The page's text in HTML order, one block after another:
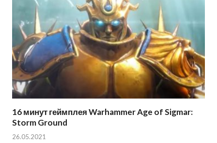
16 минут геймплея Warhammer Age of Sigmar:
Storm Ground
26.05.2021